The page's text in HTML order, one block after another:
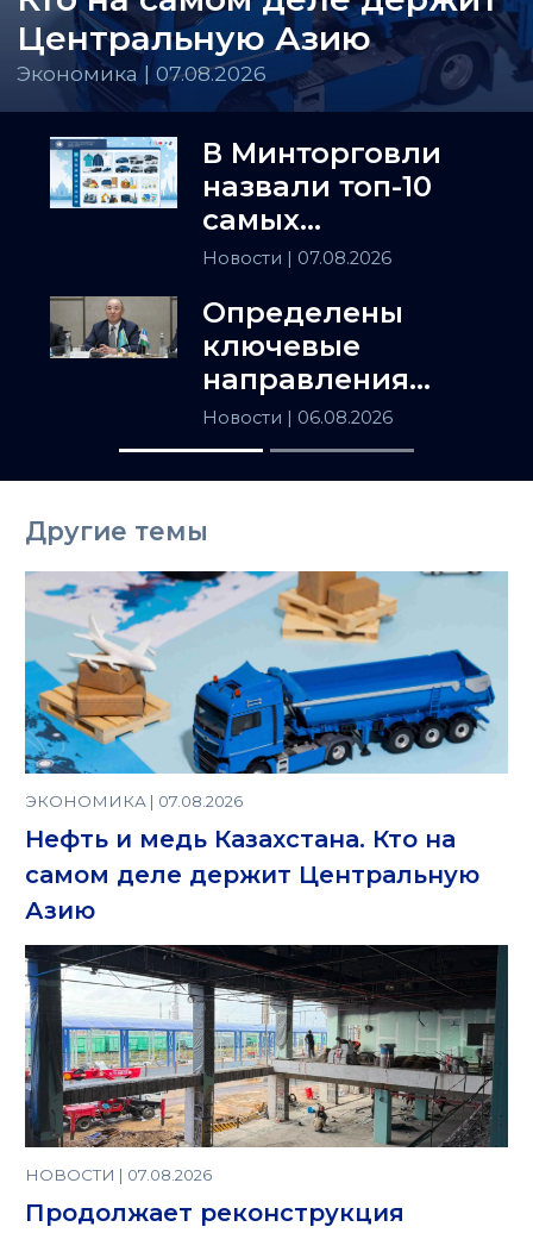
Центральную Азию
Экономика | 07.08.2026
В Минторговли
назвали топ-10
самых
популярных
Казахстане
Новости | 07.08.2026
Определены
ключевые
направления
сотрудничества
Астаны и
Ташкента
Новости | 06.08.2026
Другие темы
ЭКОНОМИКА | 07.08.2026
Нефть и медь Казахстана. Кто на
самом деле держит Центральную
Азию
НОВОСТИ | 07.08.2026
Продолжает реконструкция